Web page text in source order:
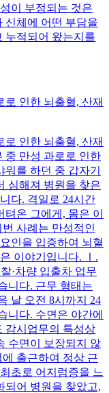
이 부정되는 것은
신체에 어떤 부담을
누적되어 왔는지를
로 인한 뇌출혈, 산재
로 인한 뇌출혈, 산재
중 만성 과로로 인한
를 하던 중 갑자기
심해져 병원을 찾은
다. 격일로 24시간
온 그에게, 몸은 이
사례는 만성적인
인을 입증하여 뇌혈
이야기입니다. Ⅰ.
·차량 입출차 업무
니다. 근무 형태는
날 오전 8시까지 24
니다. 수면은 야간에
감시업무의 특성상
수면이 보장되지 않
출근하여 정상 근
초로 어지럼증을 느
되어 병원을 찾았고,